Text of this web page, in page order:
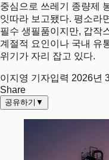
중심으로 쓰레기 종량제
잇따라 보고됐다. 평소라
필수 생필품이지만, 갑작
계절적 요인이나 국내 유
위기가 자리 잡고 있다.
이지영 기자입력 2026년
Share
공유하기 ▼